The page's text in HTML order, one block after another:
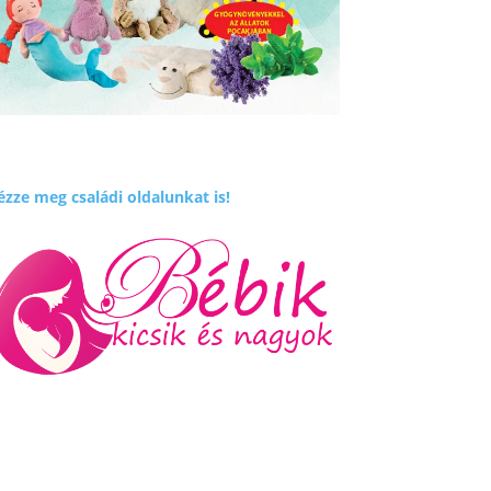
meg családi oldalunkat is!